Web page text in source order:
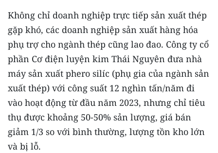
Media Kinh tế
Media Văn hóa
Media Xã hội
Media Pháp luật
Media Du lịch
Media Thế giới
Media Thể thao
Không chỉ doanh nghiệp trực tiếp sản xuất thép
gặp khó, các doanh nghiệp sản xuất hàng hóa
phụ trợ cho ngành thép cũng lao đao. Công ty cổ
phần Cơ điện luyện kim Thái Nguyên đưa nhà
máy sản xuất phero silíc (phụ gia của ngành sản
xuất thép) với công suất 12 nghìn tấn/năm đi
vào hoạt động từ đầu năm 2023, nhưng chỉ tiêu
thụ được khoảng 50-50% sản lượng, giá bán
giảm 1/3 so với bình thường, lượng tồn kho lớn
và bị lỗ.